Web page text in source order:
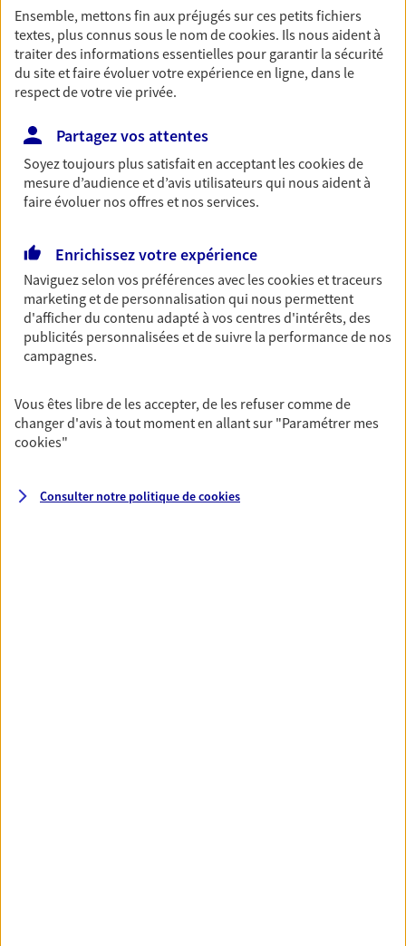
Épargne
Réalisez vos projets grâce à votre épargne : achat
immobilier, études des enfants ou voyage autour
du monde… Épargnez à votre rythme et
simplement, selon votre profil.
Découvrir les offres Épargne
Préparez sereinement ce nouveau chapitre de
votre vie avec les conseils d'un expert. Découvrez
notre solution PER (Plan Epargne Retraite)
spécialement conçue pour la retraite.
Découvrir l'offre Retraite
Prévoyance
Pour un avenir serein, assurez-vous avec notre
contrat prévoyance. Préservez vos proches en cas
invalidité ou de décès.
Ensemble, mettons fin aux préjugés sur ces petits fichiers
textes, plus connus sous le nom decookies. Ils nous aident à
traiter des informations essentielles pour garantir la sécurité
du site et faire évoluer votre expérience en ligne, dans le
respect de votre vie privée.
Partagez vos attentes
Soyez toujours plus satisfait en acceptant lescookiesde
mesure d’audience et d’avis utilisateurs qui nous aident à
faire évoluer nos offres et nos services.
Enrichissez votre expérience
Naviguez selon vos préférences avec lescookies et traceurs
marketing et de personnalisation qui nous permettent
d'afficher du contenu adapté à vos centres d'intérêts, des
publicités personnalisées et de suivre la performance de nos
campagnes.
Vous êtes libre de les accepter, de les refuser comme de
changer d'avis à tout moment en allant sur "Paramétrer mes
cookies"
Consulter notre politique decookies